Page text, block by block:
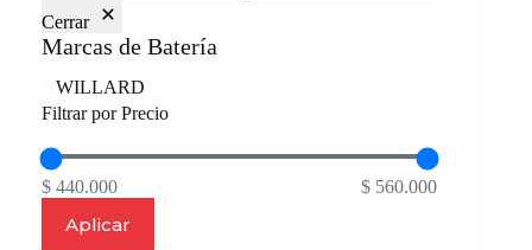
Cerrar
Marcas de Batería
Marca
WILLARD
Filtrar por Precio
$ 440.000 $ 560.000
Aplicar